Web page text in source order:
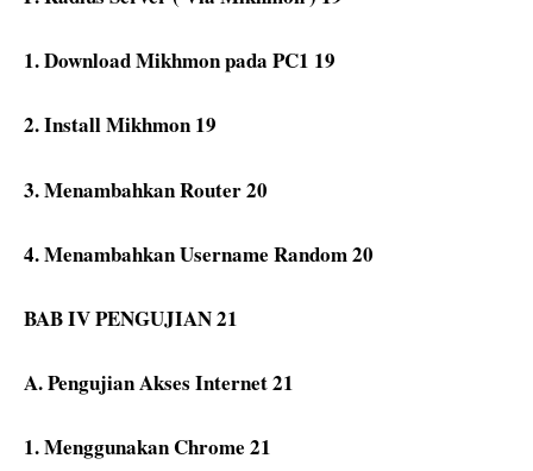
1.Download Mikhmon pada PC1 19
2.Install Mikhmon 19
3.Menambahkan Router20
4.Menambahkan Username Random20
BAB IV PENGUJIAN21
A. Pengujian Akses Internet21
1.Menggunakan Chrome 21